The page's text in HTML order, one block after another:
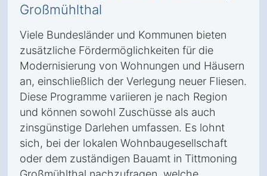
Großmühlthal
Viele Bundesländer und Kommunen bieten
zusätzliche Fördermöglichkeiten für die
Modernisierung von Wohnungen und Häusern
an, einschließlich der Verlegung neuer Fliesen.
Diese Programme variieren je nach Region
und können sowohl Zuschüsse als auch
zinsgünstige Darlehen umfassen. Es lohnt
sich, bei der lokalen Wohnbaugesellschaft
oder dem zuständigen Bauamt in Tittmoning